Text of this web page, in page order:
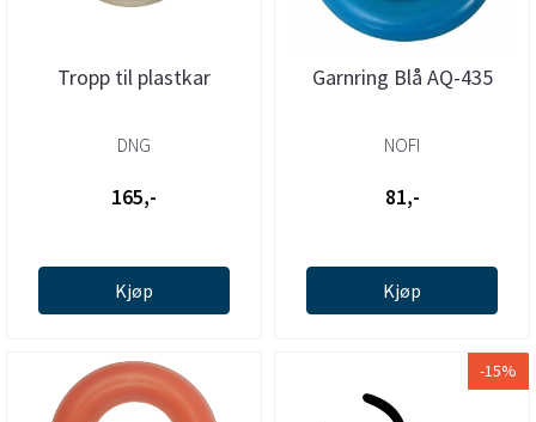
Tropp til plastkar
DNG
165,-
Kjøp
Garnring Blå AQ-435
NOFI
81,-
Kjøp
-15%